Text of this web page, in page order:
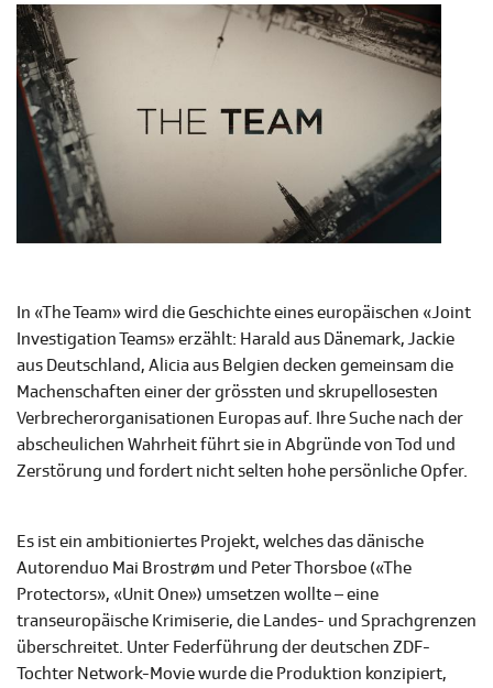
In «The Team» wird die Geschichte eines europäischen «Joint
Investigation Teams» erzählt: Harald aus Dänemark, Jackie
aus Deutschland, Alicia aus Belgien decken gemeinsam die
Machenschaften einer der grössten und skrupellosesten
Verbrecherorganisationen Europas auf. Ihre Suche nach der
abscheulichen Wahrheit führt sie in Abgründe von Tod und
Zerstörung und fordert nicht selten hohe persönliche Opfer.
Es ist ein ambitioniertes Projekt, welches das dänische
Autorenduo Mai Brostrøm und Peter Thorsboe («The
Protectors», «Unit One») umsetzen wollte – eine
transeuropäische Krimiserie, die Landes- und Sprachgrenzen
überschreitet. Unter Federführung der deutschen ZDF-
Tochter Network-Movie wurde die Produktion konzipiert,